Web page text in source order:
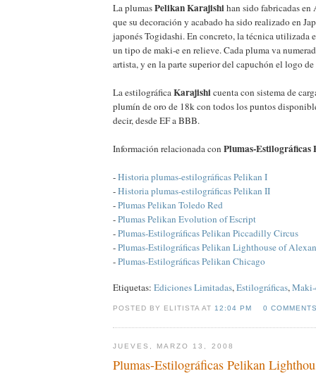
La plumasPelikan Karajishihan sido fabricadas en
que su decoración y acabado ha sido realizado en
japonés Togidashi. En concreto, la técnica utilizada
un tipo de maki-e en relieve. Cada pluma va
artista, y en la parte superior del capuchón el logo de
La estilográficaKarajishicuenta con sistema de
plumín de oro de 18k con todos los puntos
decir, desde EF a BBB.
Información relacionada con Plumas-
-Historia plumas-estilográficas Pelikan I
-Historia plumas-estilográficas Pelikan II
-Plumas Pelikan Toledo Red
-Plumas Pelikan Evolution of Escript
-Plumas-Estilográficas Pelikan Piccadilly Circus
-Plumas-Estilográficas Pelikan Lighthouse of
-Plumas-Estilográficas Pelikan Chicago
Etiquetas: Ediciones Limitadas,Estilográficas,
POSTED BY ELITISTA AT12:04 PM 0
JUEVES, MARZO 13, 2008
Plumas-Estilográficas Pelikan